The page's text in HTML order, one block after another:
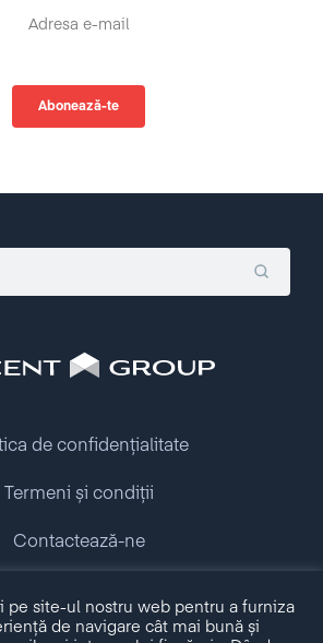
© 2009 - 2026 Ascent Group.
All rights reserved.
de confidențialitate
Termeni și condiții
Contactează-ne
pe site-ul nostru web pentru a furniza
de navigare cât mai bună și